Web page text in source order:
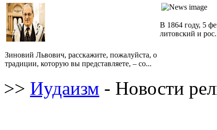
Зиновий Львович, расскажите, пожалуйста, о
традиции, которую вы представляете, – со...
В 1864 году, 5
литовский и
>> Иудаизм - Новости